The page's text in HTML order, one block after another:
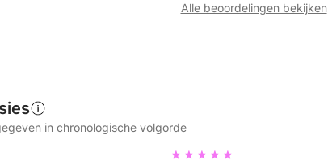
Alle beoordelingen bekijken
in chronologische volgorde